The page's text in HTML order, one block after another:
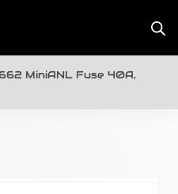
MiniANL Fuse 40A,